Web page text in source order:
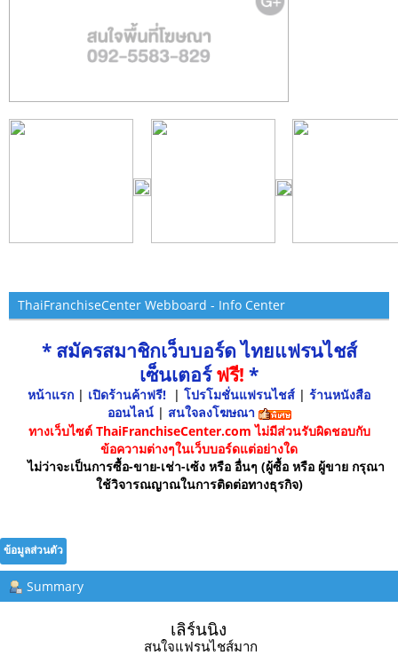
ThaiFranchiseCenter Webboard - Info Center
* สมัครสมาชิกเว็บบอร์ด ไทยแฟรนไชส์
เซ็นเตอร์ฟรี! *
หน้าแรก | เปิดร้านค้าฟรี! | โปรโมชั่นแฟรนไชส์ | ร้านหนังสือ
ออนไลน์ | สนใจลงโฆษณา
ทางเว็บไซต์ ThaiFranchiseCenter.com ไม่มีส่วนรับผิดชอบกับ
ข้อความต่างๆในเว็บบอร์ดแต่อย่างใด
ไม่ว่าจะเป็นการซื้อ-ขาย-เช่า-เซ้ง หรือ อื่นๆ (ผู้ซื้อ หรือ ผู้ขาย กรุณา
ใช้วิจารณญาณในการติดต่อทางธุรกิจ)
ข้อมูลส่วนตัว
Summary
เลิร์นนิ่ง
สนใจแฟรนไชส์มาก